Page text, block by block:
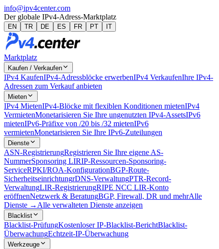
info@ipv4center.com
Der globale IPv4-Adress-Marktplatz
EN TR DE ES FR PT IT
Marktplatz
Kaufen / Verkaufen
IPv4 KaufenIPv4-Adressblöcke erwerbenIPv4 VerkaufenIhre IPv4-
Adressen zum Verkauf anbieten
Mieten
IPv4 MietenIPv4-Blöcke mit flexiblen Konditionen mietenIPv4
VermietenMonetarisieren Sie Ihre ungenutzten IPv4-AssetsIPv6
mietenIPv6-Präfixe von /20 bis /32 mietenIPv6
vermietenMonetarisieren Sie Ihre IPv6-Zuteilungen
Dienste
ASN-RegistrierungRegistrieren Sie Ihre eigene AS-
NummerSponsoring LIRIP-Ressourcen-Sponsoring-
ServiceRPKI/ROA-KonfigurationBGP-Route-
SicherheitseinrichtungrDNS-VerwaltungPTR-Record-
VerwaltungLIR-RegistrierungRIPE NCC LIR-Konto
eröffnenNetzwerk & BeratungBGP, Firewall, DR und mehrAlle
Dienste → Alle verwalteten Dienste anzeigen
Blacklist
Blacklist-PrüfungKostenloser IP-Blacklist-BerichtBlacklist-
ÜberwachungEchtzeit-IP-Überwachung
Werkzeuge